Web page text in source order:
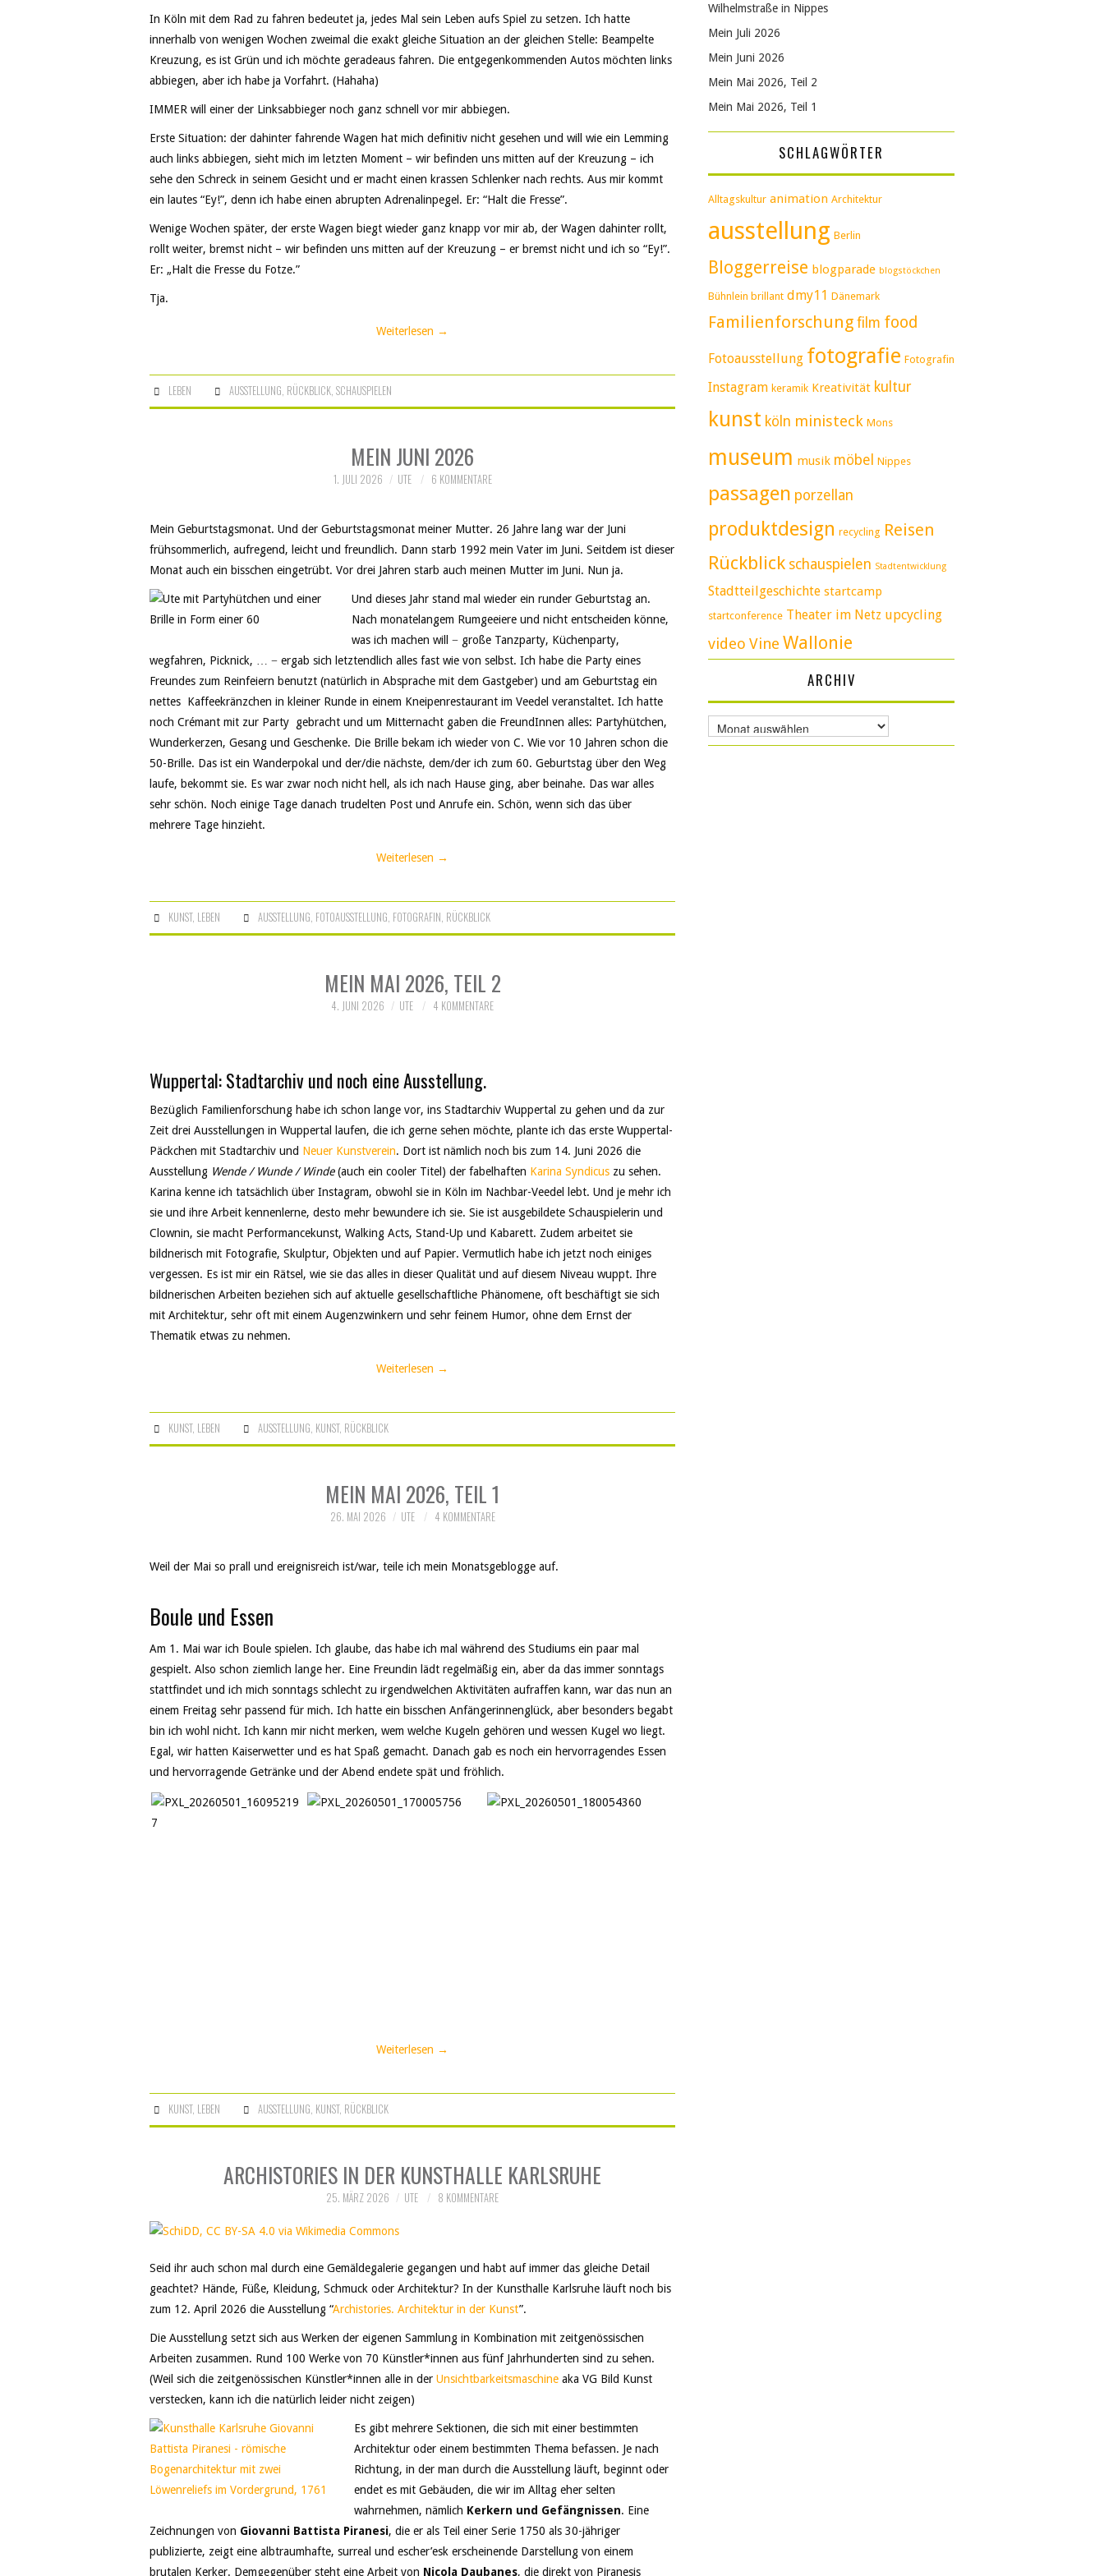
In Köln mit dem Rad zu fahren bedeutet ja, jedes Mal sein Leben aufs Spiel zu setzen. Ich hatte
innerhalb von wenigen Wochen zweimal die exakt gleiche Situation an der gleichen Stelle: Beampelte
Kreuzung, es ist Grün und ich möchte geradeaus fahren. Die entgegenkommenden Autos möchten links
abbiegen, aber ich habe ja Vorfahrt. (Hahaha)
IMMER will einer der Linksabbieger noch ganz schnell vor mir abbiegen.
Erste Situation: der dahinter fahrende Wagen hat mich definitiv nicht gesehen und will wie ein Lemming
auch links abbiegen, sieht mich im letzten Moment – wir befinden uns mitten auf der Kreuzung – ich
sehe den Schreck in seinem Gesicht und er macht einen krassen Schlenker nach rechts. Aus mir kommt
ein lautes “Ey!”, denn ich habe einen abrupten Adrenalinpegel. Er: “Halt die Fresse”.
Wenige Wochen später, der erste Wagen biegt wieder ganz knapp vor mir ab, der Wagen dahinter rollt,
rollt weiter, bremst nicht – wir befinden uns mitten auf der Kreuzung – er bremst nicht und ich so “Ey!”.
Er: „Halt die Fresse du Fotze.”
Tja.
Weiterlesen →
LEBEN AUSSTELLUNG RÜCKBLICK ,SCHAUSPIELEN
MEIN JUNI 2026
1. JULI 2026 UTE 6 KOMMENTARE
Mein Geburtstagsmonat. Und der Geburtstagsmonat meiner Mutter. 26 Jahre lang war der Juni
frühsommerlich, aufregend, leicht und freundlich. Dann starb 1992 mein Vater im Juni. Seitdem ist dieser
Monat auch ein bisschen eingetrübt. Vor drei Jahren starb auch meinen Mutter im Juni. Nun ja.
Und dieses Jahr stand mal wieder ein runder Geburtstag an.
Nach monatelangem Rumgeeiere und nicht entscheiden könne,
was ich machen will − große Tanzparty, Küchenparty,
wegfahren, Picknick, … − ergab sich letztendlich alles fast wie von selbst. Ich habe die Party eines
Freundes zum Reinfeiern benutzt (natürlich in Absprache mit dem Gastgeber) und am Geburtstag ein
nettes Kaffeekränzchen in kleiner Runde in einem Kneipenrestaurant im Veedel veranstaltet. Ich hatte
noch Crémant mit zur Party gebracht und um Mitternacht gaben die FreundInnen alles: Partyhütchen,
Wunderkerzen, Gesang und Geschenke. Die Brille bekam ich wieder von C. Wie vor 10 Jahren schon die
50-Brille. Das ist ein Wanderpokal und der/die nächste, dem/der ich zum 60. Geburtstag über den Weg
laufe, bekommt sie. Es war zwar noch nicht hell, als ich nach Hause ging, aber beinahe. Das war alles
sehr schön. Noch einige Tage danach trudelten Post und Anrufe ein. Schön, wenn sich das über
mehrere Tage hinzieht.
Weiterlesen →
KUNST, LEBEN AUSSTELLUNG, FOTOAUSSTELLUNG, FOTOGRAFIN, RÜCKBLICK
MEIN MAI 2026, TEIL 2
4. JUNI 2026 UTE 4 KOMMENTARE
Wuppertal: Stadtarchiv und noch eine Ausstellung.
Bezüglich Familienforschung habe ich schon lange vor, ins Stadtarchiv Wuppertal zu gehen und da zur
Zeit drei Ausstellungen in Wuppertal laufen, die ich gerne sehen möchte, plante ich das erste Wuppertal-
Päckchen mit Stadtarchiv und Neuer Kunstverein. Dort ist nämlich noch bis zum 14. Juni 2026 die
Ausstellung Wende / Wunde / Winde(auch ein cooler Titel) der fabelhaften Karina Syndicus zu sehen.
Karina kenne ich tatsächlich über Instagram, obwohl sie in Köln im Nachbar-Veedel lebt. Und je mehr ich
sie und ihre Arbeit kennenlerne, desto mehr bewundere ich sie. Sie ist ausgebildete Schauspielerin und
Clownin, sie macht Performancekunst, Walking Acts, Stand-Up und Kabarett. Zudem arbeitet sie
bildnerisch mit Fotografie, Skulptur, Objekten und auf Papier. Vermutlich habe ich jetzt noch einiges
vergessen. Es ist mir ein Rätsel, wie sie das alles in dieser Qualität und auf diesem Niveau wuppt. Ihre
bildnerischen Arbeiten beziehen sich auf aktuelle gesellschaftliche Phänomene, oft beschäftigt sie sich
mit Architektur, sehr oft mit einem Augenzwinkern und sehr feinem Humor, ohne dem Ernst der
Thematik etwas zu nehmen.
Weiterlesen →
KUNST, LEBEN AUSSTELLUNG KUNST, RÜCKBLICK
MEIN MAI 2026, TEIL 1
26. MAI 2026 UTE 4 KOMMENTARE
Weil der Mai so prall und ereignisreich ist/war, teile ich mein Monatsgeblogge auf.
Boule und Essen
Am 1. Mai war ich Boule spielen. Ich glaube, das habe ich mal während des Studiums ein paar mal
gespielt. Also schon ziemlich lange her. Eine Freundin lädt regelmäßig ein, aber da das immer sonntags
stattfindet und ich mich sonntags schlecht zu irgendwelchen Aktivitäten aufraffen kann, war das nun an
einem Freitag sehr passend für mich. Ich hatte ein bisschen Anfängerinnenglück, aber besonders begabt
bin ich wohl nicht. Ich kann mir nicht merken, wem welche Kugeln gehören und wessen Kugel wo liegt.
Egal, wir hatten Kaiserwetter und es hat Spaß gemacht. Danach gab es noch ein hervorragendes Essen
und hervorragende Getränke und der Abend endete spät und fröhlich.
Weiterlesen →
KUNST, LEBEN AUSSTELLUNG, KUNST, RÜCKBLICK
ARCHISTORIES IN DER KUNSTHALLE KARLSRUHE
25. MÄRZ 2026 UTE 8 KOMMENTARE
Seid ihr auch schon mal durch eine Gemäldegalerie gegangen und habt auf immer das gleiche Detail
geachtet? Hände, Füße, Kleidung, Schmuck oder Architektur? In der Kunsthalle Karlsruhe läuft noch bis
zum 12. April 2026 die Ausstellung “Archistories. Architektur in der Kunst”.
Die Ausstellung setzt sich aus Werken der eigenen Sammlung in Kombination mit zeitgenössischen
Arbeiten zusammen. Rund 100 Werke von 70 Künstler*innen aus fünf Jahrhunderten sind zu sehen.
(Weil sich die zeitgenössischen Künstler*innen alle in der Unsichtbarkeitsmaschine aka VG Bild Kunst
verstecken, kann ich die natürlich leider nicht zeigen)
Es gibt mehrere Sektionen, die sich mit einer bestimmten
Architektur oder einem bestimmten Thema befassen. Je nach
Richtung, in der man durch die Ausstellung läuft, beginnt oder
endet es mit Gebäuden, die wir im Alltag eher selten
wahrnehmen, nämlich Kerkern und Gefängnissen. Eine
Zeichnungen von Giovanni Battista Piranesi, die er als Teil einer Serie 1750 als 30-jähriger
publizierte, zeigt eine albtraumhafte, surreal und escher’esk erscheinende Darstellung von einem
brutalen Kerker. Demgegenüber steht eine Arbeit von Nicola Daubanes, die direkt von Piranesis
Wilhelmstraße in Nippes
Mein Juli 2026
Mein Juni 2026
Mein Mai 2026, Teil 2
Mein Mai 2026, Teil 1
SCHLAGWÖRTER
Alltagskultur animation Architektur
ausstellung Berlin
Bloggerreise blogparade blogstöckchen
Bühnlein brillant dmy11 Dänemark
Familienforschung film food
Fotoausstellung fotografie Fotografin
Instagram keramik Kreativität kultur
kunst köln ministeck Mons
museum musik möbel Nippes
passagen porzellan
produktdesign recycling Reisen
Rückblick schauspielen Stadtentwicklung
Stadtteilgeschichte startcamp
startconference Theater im Netz upcycling
video Vine Wallonie
ARCHIV
Archiv